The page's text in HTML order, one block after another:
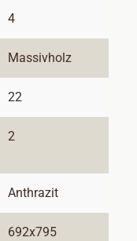
4
Massivholz
22
2
Anthrazit
692x795